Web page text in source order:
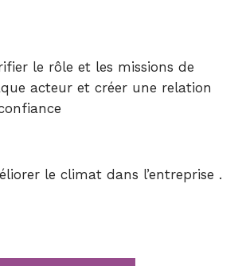
le rôle et les missions de
acteur et créer une relation
le climat dans l’entreprise .